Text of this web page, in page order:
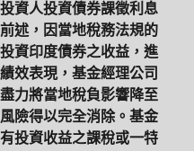
資人投資債券課徵利息
述，因當地稅務法規的
資印度債券之收益，進
效表現，基金經理公司
力將當地稅負影響降至
險得以完全消除。基金
投資收益之課稅或一特